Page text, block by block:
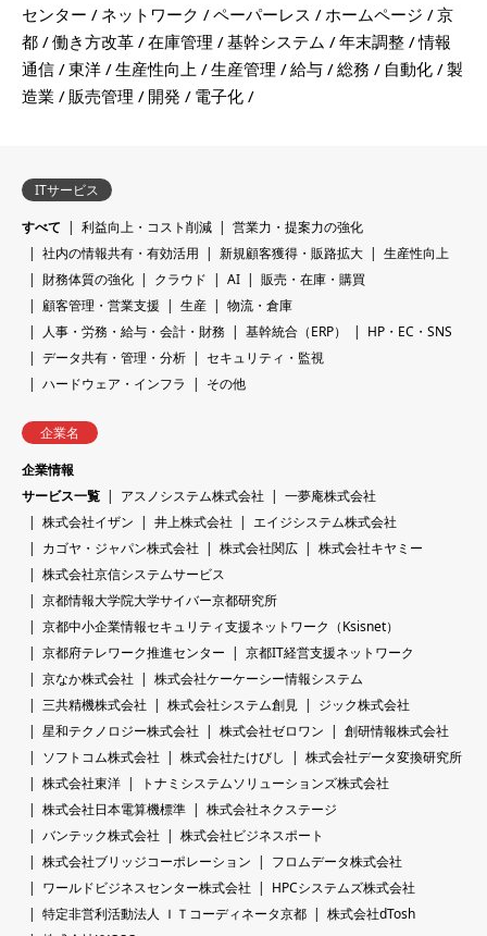
センター
ネットワーク ペーパーレス ホームページ
京
都
働き方改革 在庫管理 基幹システム 年末調整
情報
通信
東洋 生産性向上 生産管理 給与 総務 自動化
製
造業
販売管理 開発 電子化
ITサービス
すべて
利益向上・コスト削減
営業力・提案力の強化
社内の情報共有・有効活用
新規顧客獲得・販路拡大
生産性向上
財務体質の強化
クラウド AI
販売・在庫・購買
顧客管理・営業支援
生産
物流・倉庫
人事・労務・給与・会計・財務
基幹統合（ERP）
HP・EC・SNS
データ共有・管理・分析
セキュリティ・監視
ハードウェア・インフラ
その他
企業名
企業情報
サービス一覧
アスノシステム株式会社
一夢庵株式会社
株式会社イザン
井上株式会社
エイジシステム株式会社
カゴヤ・ジャパン株式会社
株式会社関広
株式会社キヤミー
株式会社京信システムサービス
京都情報大学院大学サイバー京都研究所
京都中小企業情報セキュリティ支援ネットワーク（Ksisnet）
京都府テレワーク推進センター
京都IT経営支援ネットワーク
京なか株式会社
株式会社ケーケーシー情報システム
三共精機株式会社
株式会社システム創見
ジック株式会社
星和テクノロジー株式会社
株式会社ゼロワン
創研情報株式会社
ソフトコム株式会社
株式会社たけびし
株式会社データ変換研究所
株式会社東洋
トナミシステムソリューションズ株式会社
株式会社日本電算機標準
株式会社ネクステージ
バンテック株式会社
株式会社ビジネスポート
株式会社ブリッジコーポレーション
フロムデータ株式会社
ワールドビジネスセンター株式会社
HPCシステムズ株式会社
特定非営利活動法人 ＩＴコーディネータ京都
株式会社dTosh